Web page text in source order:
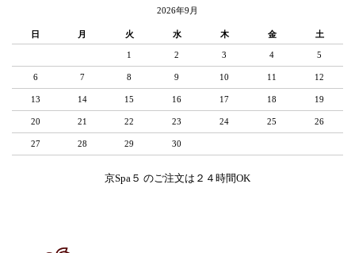
2026年9月
日 月 火 水 木 金 土
1 2 3 4 5
6 7 8 9 10 11 12
13 14 15 16 17 18 19
20 21 22 23 24 25 26
27 28 29 30
京Spa５ のご注文は２４時間OK